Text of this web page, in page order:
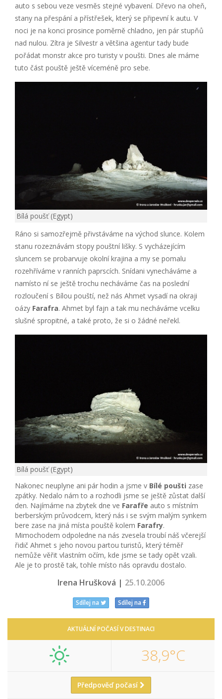
auto s sebou veze vesměs stejné vybavení. Dřevo na oheň,
stany na přespání a přístřešek, který se připevní k autu. V
noci je na konci prosince poměrně chladno, jen pár stupňů
nad nulou. Zítra je Silvestr a většina agentur tady bude
pořádat monstr akce pro turisty v poušti. Dnes ale máme
tuto část pouště ještě víceméně pro sebe.
Bílá poušť (Egypt)
Ráno si samozřejmě přivstáváme na východ slunce. Kolem
stanu rozeznávám stopy pouštní lišky. S vycházejícím
sluncem se probarvuje okolní krajina a my se pomalu
rozehříváme v ranních paprscích. Snídani vynecháváme a
namísto ní se ještě trochu necháváme čas na poslední
rozloučení s Bílou pouští, než nás Ahmet vysadí na okraji
oázy Farafra. Ahmet byl fajn a tak mu necháváme vcelku
slušné spropitné, a také proto, že si o žádné neřekl.
Bílá poušť (Egypt)
Nakonec neuplyne ani pár hodin a jsme v Bílé poušti zase
zpátky. Nedalo nám to a rozhodli jsme se ještě zůstat další
den. Najímáme na zbytek dne ve Farafře auto s místním
berberským průvodcem, který nás i se svým malým synkem
bere zase na jiná místa pouště kolem Farafry.
Mimochodem odpoledne na nás zvesela troubí náš včerejší
řidič Ahmet s jeho novou partou turistů, který téměř
nemůže věřit vlastním očím, kde jsme se tady opět vzali.
Ale je to prostě tak, tohle místo nás opravdu dostalo.
Irena Hrušková | 25.10.2006
Sdílej na Sdílej na
AKTUÁLNÍ POČASÍ V DESTINACI
38,9°C
Předpověď počasí